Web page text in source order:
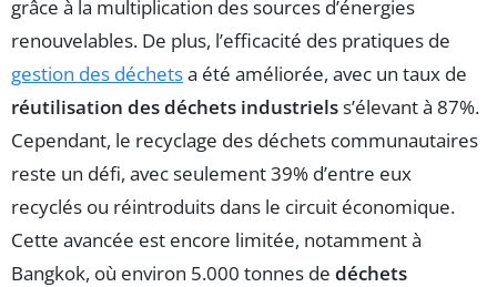
grâce à la multiplication des sources d’énergies
renouvelables. De plus, l’efficacité des pratiques de
gestion des déchetsa été améliorée, avec un taux de
réutilisation des déchets industrielss’élevant à 87%.
Cependant, le recyclage des déchets communautaires
reste un défi, avec seulement 39% d’entre eux
recyclés ou réintroduits dans le circuit économique.
Cette avancée est encore limitée, notamment à
Bangkok, où environ 5.000 tonnes de déchets